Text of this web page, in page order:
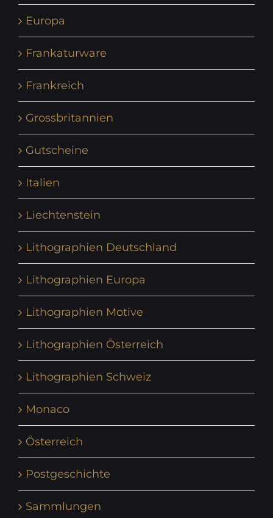
Europa
Frankaturware
Frankreich
Grossbritannien
Gutscheine
Italien
Liechtenstein
Lithographien Deutschland
Lithographien Europa
Lithographien Motive
Lithographien Österreich
Lithographien Schweiz
Monaco
Österreich
Postgeschichte
Sammlungen